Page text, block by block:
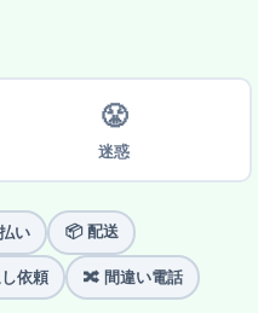
😤
迷惑
い 📦 配送
依頼 🔀 間違い電話